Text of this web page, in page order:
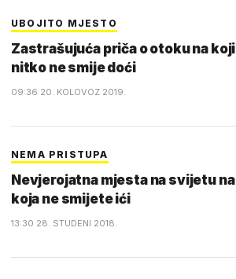
UBOJITO MJESTO
Zastrašujuća priča o otoku na koji
nitko ne smije doći
09:36 20. KOLOVOZ 2019.
NEMA PRISTUPA
Nevjerojatna mjesta na svijetu na
koja ne smijete ići
13:30 28. STUDENI 2018.